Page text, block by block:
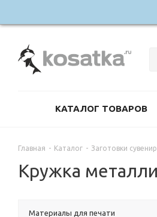
КАТАЛОГ ТОВАРОВ
Главная - Каталог - Заготовки
Кружка
Материалы для печати